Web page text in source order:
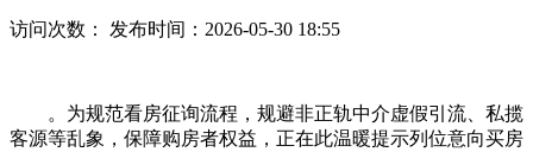
访问次数： 发布时间：2026-05-30 18:55
。为规范看房征询流程，规避非正轨中介虚假引流、私揽
客源等乱象，保障购房者权益，正在此温暖提示列位意向买房